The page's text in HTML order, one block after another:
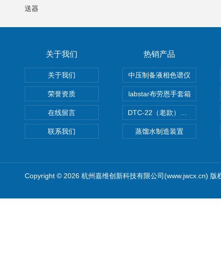
送器
关于我们
关于我们
荣誉资质
在线留言
联系我们
热销产品
中压制备液相色谱仪
labstar布劳恩手套箱
蒸馏水制造装置
Copyright © 2026 杭州嘉维创新科技有限公司(www.jwcx.cn) 版